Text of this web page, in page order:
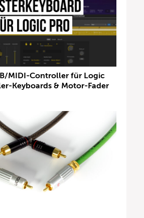
MIDI-Controller für Logic
Keyboards & Motor-Fader